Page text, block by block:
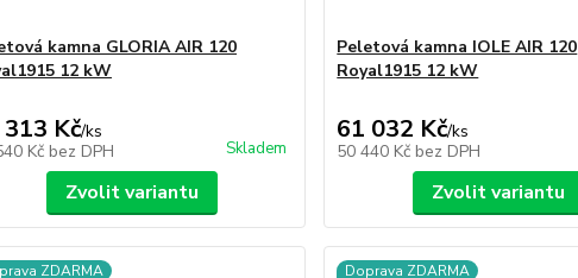
kamna GLORIA AIR 120
12 kW
Kč/ks
Kč bez DPH Skladem
Zvolit variantu
Peletová kamna IOLE AIR 120
Royal1915 12 kW
61 032 Kč/ks
50 440 Kč bez DPH
Zvolit variantu
ZDARMA Doprava ZDARMA